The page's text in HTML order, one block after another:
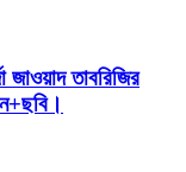
জাওয়াদ তাবরিজির